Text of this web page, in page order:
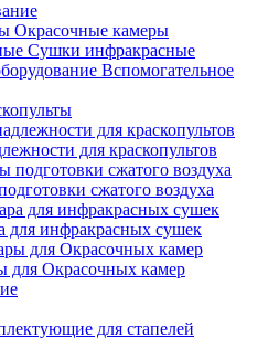
Окрасочные камеры
Сушки инфракрасные
Вспомогательное
для краскопультов
сжатого воздуха
для инфракрасных сушек
для Окрасочных камер